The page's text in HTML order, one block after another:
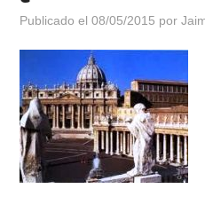
Publicado el08/05/2015 por